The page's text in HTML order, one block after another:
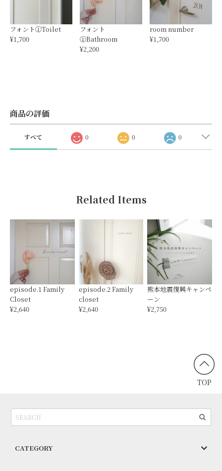
フォント①Toilet
¥1,700
フォント
①Bathroom
¥2,200
room number
¥1,700
商品の評価
すべて 0 0 0
Related Items
episode.1 Family
Closet
¥2,640
episode.2 Family
closet
¥2,640
熊本地震復興キャンペ
ーン
¥2,750
TOP
CATEGORY